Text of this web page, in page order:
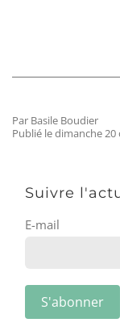
Par Basile Boudier
Publié le dimanche
Suivre
E-mail